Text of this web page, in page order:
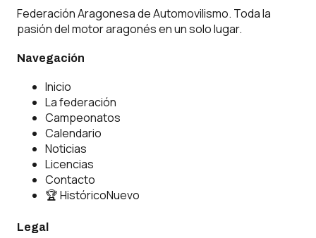
Federación Aragonesa de Automovilismo. Toda la
pasión del motor aragonés en un solo lugar.
Navegación
Inicio
La federación
Campeonatos
Calendario
Noticias
Licencias
Contacto
🏆 HistóricoNuevo
Legal